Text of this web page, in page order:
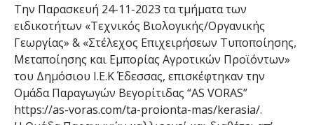
Την Παρασκευή 24-11-2023 τα τμήματα των
ειδικοτήτων «Τεχνικός Βιολογικής/Οργανικής
Γεωργίας» & «Στέλεχος Επιχειρήσεων Τυποποίησης,
Μεταποίησης και Εμπορίας Αγροτικών Προϊόντων»
του Δημόσιου Ι.Ε.Κ Έδεσσας, επισκέφτηκαν την
Ομάδα Παραγωγών Βεγορίτιδας “AS VORAS”
https://as-voras.com/ta-proionta-mas/kerasia/.